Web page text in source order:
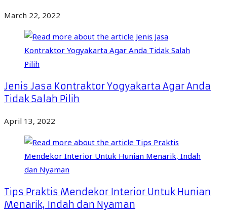
March 22, 2022
Jenis Jasa Kontraktor Yogyakarta Agar Anda
Tidak Salah Pilih
April 13, 2022
Tips Praktis Mendekor Interior Untuk Hunian
Menarik, Indah dan Nyaman